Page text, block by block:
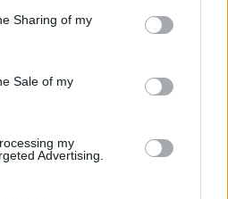
Sharing of my
Sale of my
my
Advertising.